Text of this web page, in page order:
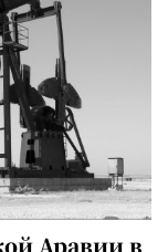
Аравии в